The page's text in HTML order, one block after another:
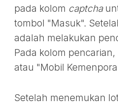
pada kolom captcha
tombol "Masuk".
adalah melakukan
Pada kolom
atau "Mobil
Setelah menemukan